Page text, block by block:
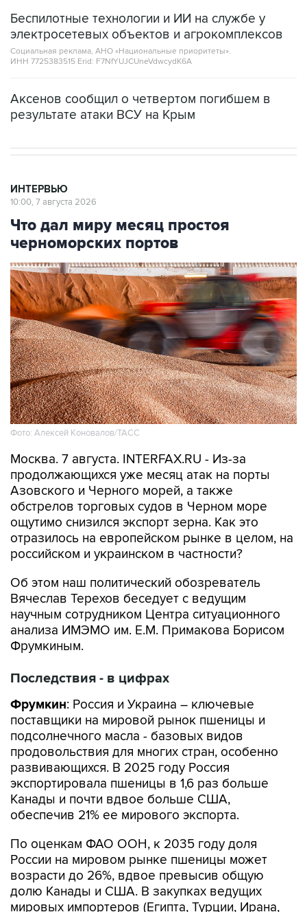
Беспилотные технологии и ИИ на службе у
электросетевых объектов и агрокомплексов
Социальная реклама, АНО «Национальные приоритеты».
ИНН 7725383515 Erid: F7NfYUJCUneVdwcydK6A
Аксенов сообщил о четвертом погибшем в
результате атаки ВСУ на Крым
ИНТЕРВЬЮ
10:00, 7 августа 2026
Что дал миру месяц простоя
черноморских портов
Фото: Алексей Коновалов/ТАСС
Москва. 7 августа. INTERFAX.RU - Из-за
продолжающихся уже месяц атак на порты
Азовского и Черного морей, а также
обстрелов торговых судов в Черном море
ощутимо снизился экспорт зерна. Как это
отразилось на европейском рынке в целом, на
российском и украинском в частности?
Об этом наш политический обозреватель
Вячеслав Терехов беседует с ведущим
научным сотрудником Центра ситуационного
анализа ИМЭМО им. Е.М. Примакова Борисом
Фрумкиным.
Последствия - в цифрах
Фрумкин: Россия и Украина – ключевые
поставщики на мировой рынок пшеницы и
подсолнечного масла - базовых видов
продовольствия для многих стран, особенно
развивающихся. В 2025 году Россия
экспортировала пшеницы в 1,6 раз больше
Канады и почти вдвое больше США,
обеспечив 21% ее мирового экспорта.
По оценкам ФАО ООН, к 2035 году доля
России на мировом рынке пшеницы может
возрасти до 26%, вдвое превысив общую
долю Канады и США. В закупках ведущих
мировых импортеров (Египта, Турции, Ирана,